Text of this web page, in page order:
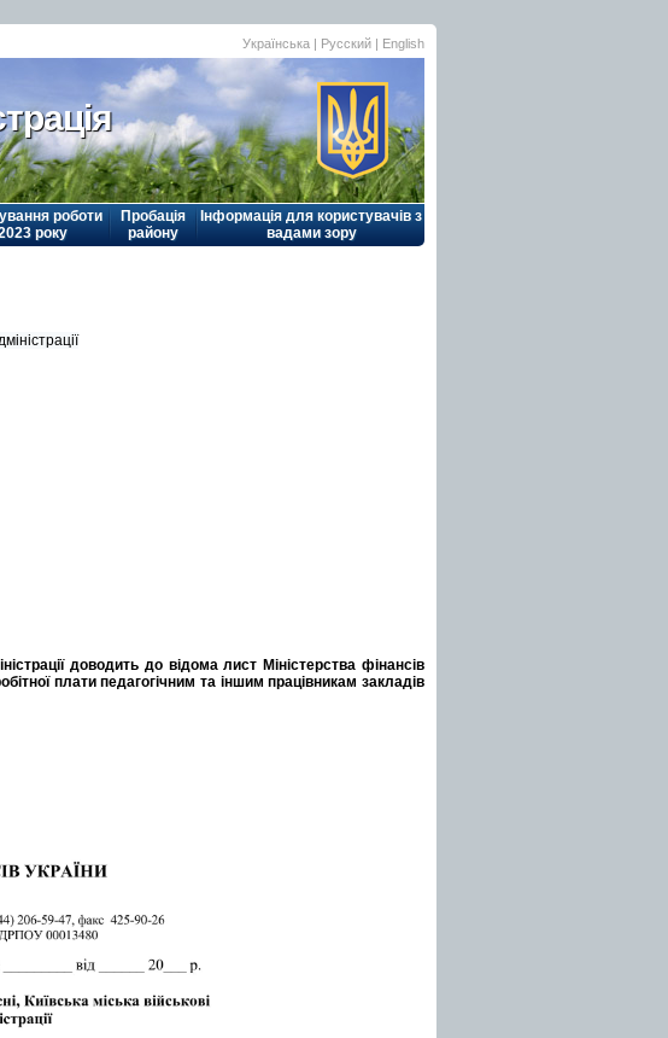
Українська | Русский | English
роботи
року
Пробація
району
Інформація для користувачів з
вадами зору
доводить до відома лист Міністерства фінансів
плати педагогічним та іншим працівникам закладів